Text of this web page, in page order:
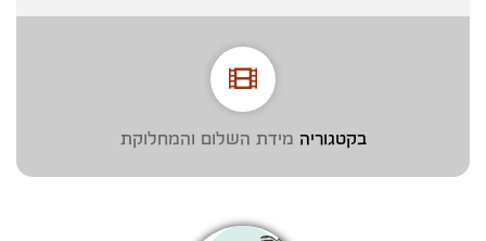
בקטגוריה מידת השלום והמחלוקת